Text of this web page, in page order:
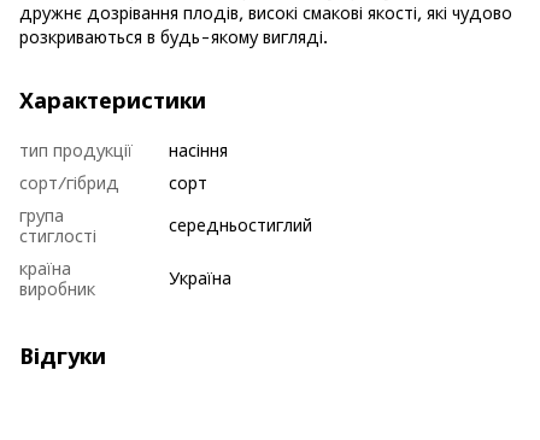
дружнє дозрівання плодів, високі смакові якості, які чудово
розкриваються в будь-якому вигляді.
Характеристики
тип продукції
насіння
сорт/гібрид
сорт
група
стиглості
середньостиглий
країна
виробник
Україна
Відгуки